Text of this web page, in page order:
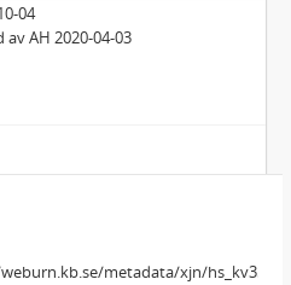
04
av AH 2020-04-03
metadata/xjn/